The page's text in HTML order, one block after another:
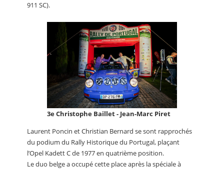
911 SC).
3e Christophe Baillet - Jean-Marc Piret
Laurent Poncin et Christian Bernard se sont rapprochés
du podium du Rally Historique du Portugal, plaçant
l’Opel Kadett C de 1977 en quatrième position.
Le duo belge a occupé cette place après la spéciale à